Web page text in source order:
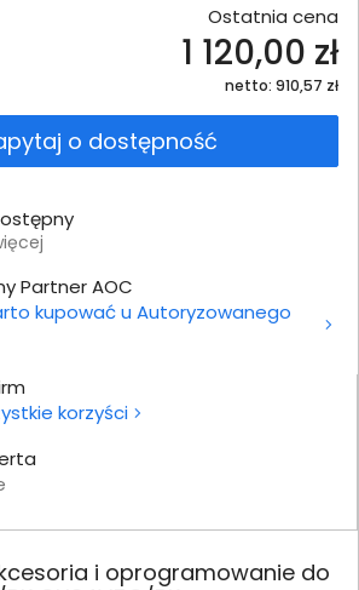
korzyści
Ostatnia cena
1 120,00 zł
netto: 910,57 zł
o dostępność
Partner AOC
kupować u Autoryzowanego
i oprogramowanie do